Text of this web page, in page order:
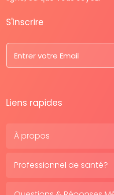
S'inscrire
Liens rapides
À propos
Professionnel de santé?